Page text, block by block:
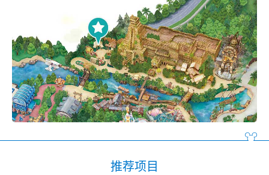
推荐项目